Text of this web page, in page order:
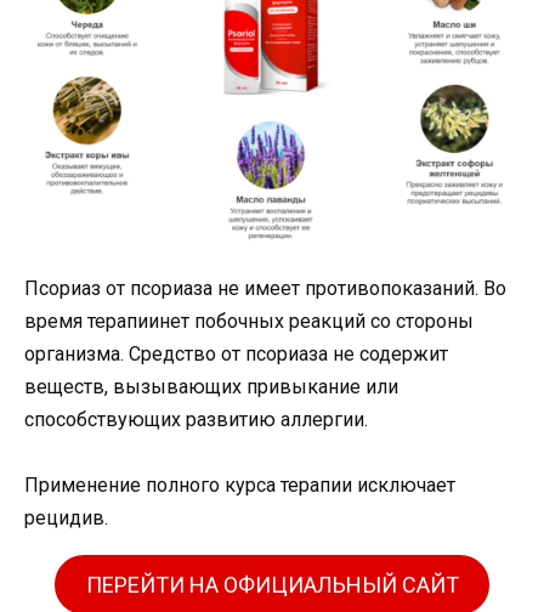
Псориаз от псориаза не имеет противопоказаний. Во
время терапиинет побочных реакций со стороны
организма. Средство от псориаза не содержит
веществ, вызывающих привыкание или
способствующих развитию аллергии.
Применение полного курса терапии исключает
рецидив.
ПЕРЕЙТИ НА ОФИЦИАЛЬНЫЙ САЙТ